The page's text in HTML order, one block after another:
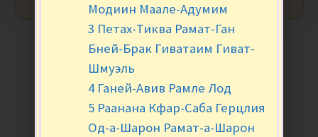
Модиин Маале-Адумим
3 Петах-Тиква Рамат-Ган
Бней-Брак Гиватаим Гиват-
Шмуэль
4 Ганей-Авив Рамле Лод
5 Раанана Кфар-Саба Герцлия
Од-а-Шарон Рамат-а-Шарон